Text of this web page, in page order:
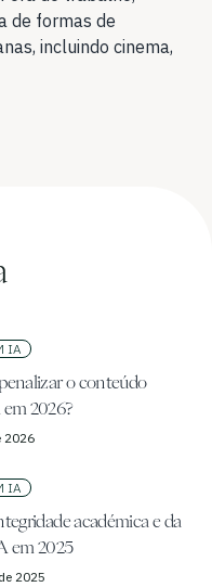
de formas de
incluindo cinema,
IA
o conteúdo
2026?
2026
IA
académica e da
em 2025
2025